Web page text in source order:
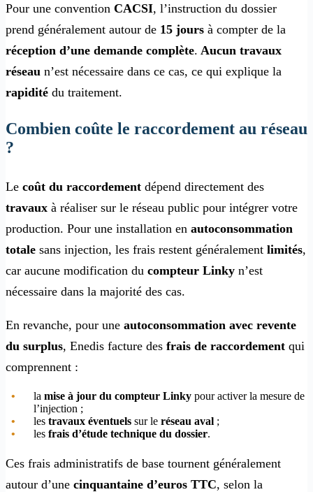
Pour une convention CACSI, l’instruction du dossier
prend généralement autour de 15 jours à compter de la
réception d’une demande complète. Aucun travaux
réseau n’est nécessaire dans ce cas, ce qui explique la
rapidité du traitement.
Combien coûte le raccordement au réseau
?
Le coût du raccordement dépend directement des
travaux à réaliser sur le réseau public pour intégrer votre
production. Pour une installation en autoconsommation
totale sans injection, les frais restent généralement limités,
car aucune modification du compteur Linky n’est
nécessaire dans la majorité des cas.
En revanche, pour une autoconsommation avec revente
du surplus, Enedis facture des frais de raccordement qui
comprennent :
la mise à jour du compteur Linky pour activer la mesure de
l’injection ;
les travaux éventuels sur le réseau aval ;
les frais d’étude technique du dossier.
Ces frais administratifs de base tournent généralement
autour d’une cinquantaine d’euros TTC, selon la